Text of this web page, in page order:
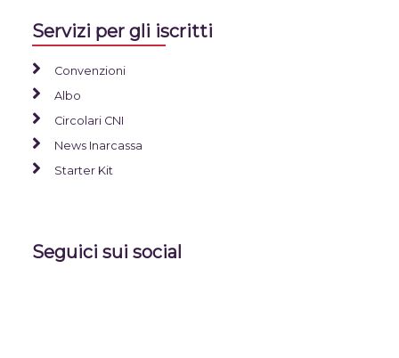
Servizi per gli iscritti
Convenzioni
Albo
Circolari CNI
News Inarcassa
Starter Kit
Seguici sui social